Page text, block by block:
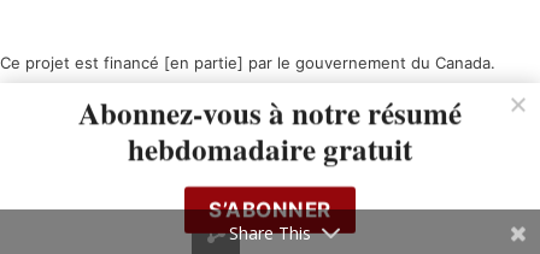
Ce projet est financé [en partie] par le gouvernement du Canada.
Abonnez-vous à notre résumé
hebdomadaire gratuit
S’ABONNER
Share This